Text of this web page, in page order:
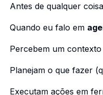
Antes de qualquer
Quando eu falo em
Percebem um
Planejam o que fazer
Executam ações em